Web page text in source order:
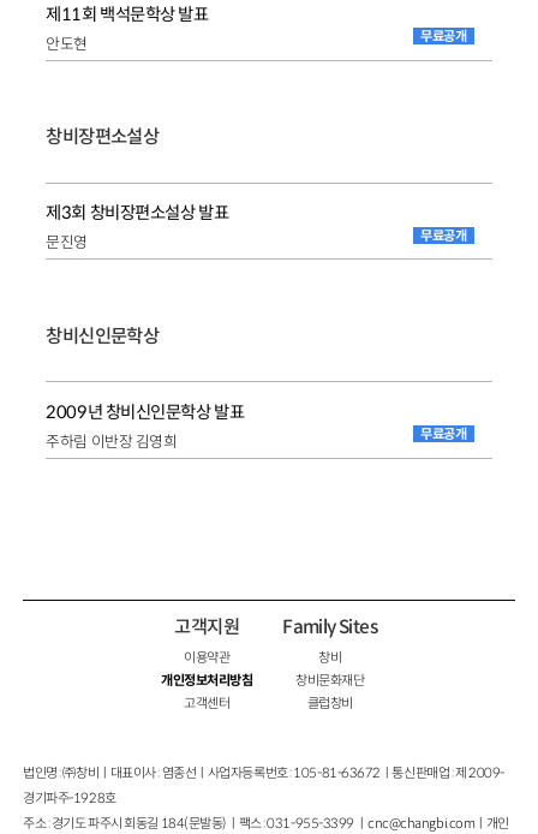
제11회 백석문학상 발표
안도현 무료공개
창비장편소설상
제3회 창비장편소설상 발표
문진영 무료공개
창비신인문학상
2009년 창비신인문학상 발표
주하림 이반장 김영희 무료공개
고객지원
이용약관
개인정보처리방침
고객센터
Family Sites
창비
창비문화재단
클럽창비
법인명 : ㈜창비ㅣ대표이사 : 염종선ㅣ사업자등록번호 : 105-81-63672ㅣ통신판매업 : 제 2009-
경기파주-1928호
주소 : 경기도 파주시 회동길 184(문발동)ㅣ팩스 : 031-955-3399 ㅣcnc@changbi.com ㅣ개인